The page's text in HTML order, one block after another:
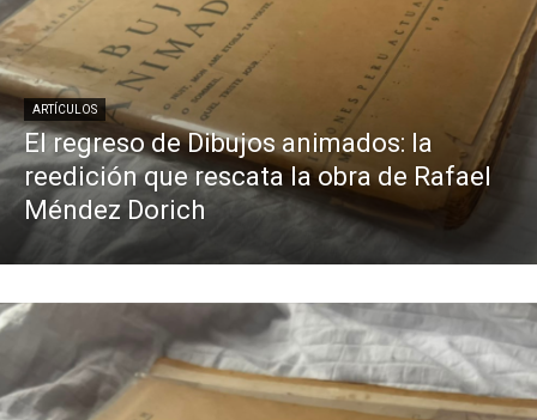
ARTÍCULOS
El regreso de Dibujos animados: la
reedición que rescata la obra de Rafael
Méndez Dorich